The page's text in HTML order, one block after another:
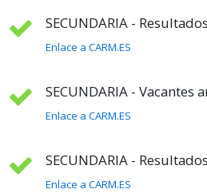
SECUNDARIA -
Enlace a CARM.ES
SECUNDARIA -
Enlace a CARM.ES
SECUNDARIA -
Enlace a CARM.ES